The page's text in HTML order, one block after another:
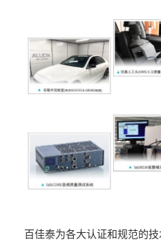
百佳泰为各大认证和规范的